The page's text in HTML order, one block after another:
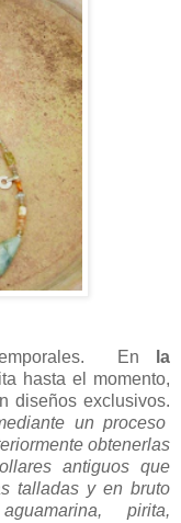
En
la
hasta el momento,
diseños exclusivos.
un proceso
obtenerlas
antiguos que
talladas y en bruto
pirita,